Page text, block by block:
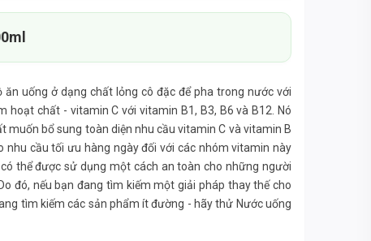
uống ở dạng chất lỏng cô đặc để pha trong nước với
chất - vitamin C với vitamin B1, B3, B6 và B12. Nó
bổ sung toàn diện nhu cầu vitamin C và vitamin B
nhu cầu tối ưu hàng ngày đối với các nhóm vitamin này
thể được sử dụng một cách an toàn cho những người
đó, nếu bạn đang tìm kiếm một giải pháp thay thế cho
tìm kiếm các sản phẩm ít đường - hãy thử Nước uống